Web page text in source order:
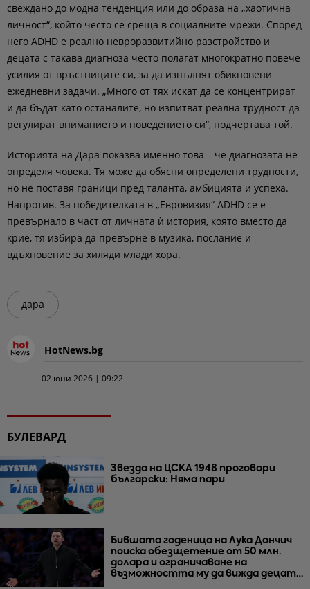
свеждано до модна тенденция или до образа на „хаотична
личност“, който често се среща в социалните мрежи. Според
него ADHD е реално невроразвитийно разстройство и
децата с такава диагноза често полагат многократно повече
усилия от връстниците си, за да изпълнят обикновени
ежедневни задачи. „Много от тях искат да се концентрират
и да бъдат като останалите, но изпитват реална трудност да
регулират вниманието и поведението си“, подчертава той.
Историята на Дара показва именно това – че диагнозата не
определя човека. Тя може да обясни определени трудности,
но не поставя граници пред таланта, амбицията и успеха.
Напротив. За победителката в „Евровизия“ ADHD се е
превърнало в част от личната ѝ история, която вместо да
крие, тя избира да превърне в музика, послание и
вдъхновение за хиляди млади хора.
дара
HotNews.bg
02 юни 2026 | 09:22
БУЛЕВАРД
Звезда на ЦСКА 1948 проговори
български: Няма пари
Бившата годеница на Лука Дончич
поиска обезщетение от 50 млн.
долара и ограничаване на
възможността му да вижда децата